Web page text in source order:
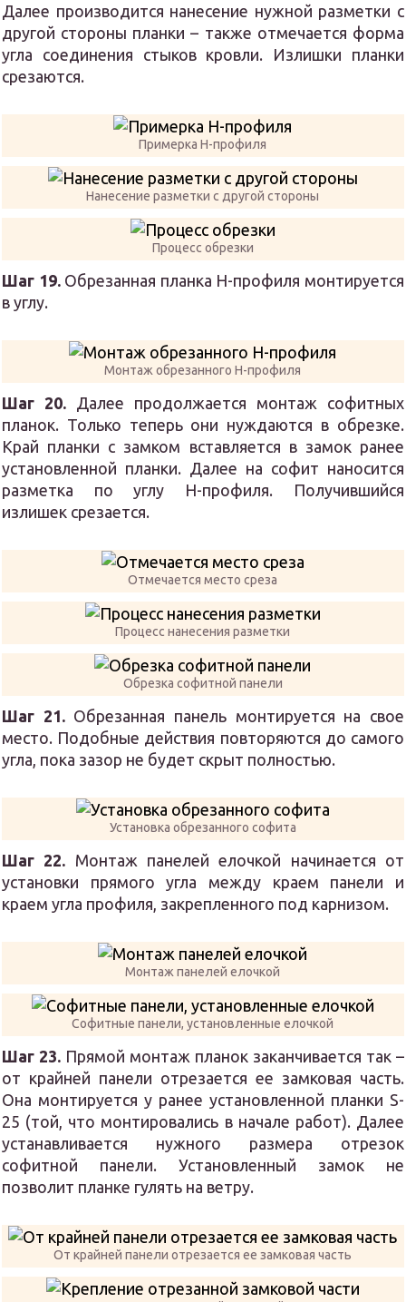
Далее производится нанесение нужной разметки с
другой стороны планки – также отмечается форма
угла соединения стыков кровли. Излишки планки
срезаются.
Примерка Н-профиля
Нанесение разметки с другой стороны
Процесс обрезки
Шаг 19.Обрезанная планка Н-профиля монтируется
в углу.
Монтаж обрезанного Н-профиля
Шаг 20. Далее продолжается монтаж софитных
планок. Только теперь они нуждаются в обрезке.
Край планки с замком вставляется в замок ранее
установленной планки. Далее на софит наносится
разметка по углу Н-профиля. Получившийся
излишек срезается.
Отмечается место среза
Процесс нанесения разметки
Обрезка софитной панели
Шаг 21.Обрезанная панель монтируется на свое
место. Подобные действия повторяются до самого
угла, пока зазор не будет скрыт полностью.
Установка обрезанного софита
Шаг 22. Монтаж панелей елочкой начинается от
установки прямого угла между краем панели и
краем угла профиля, закрепленного под карнизом.
Монтаж панелей елочкой
Софитные панели, установленные елочкой
Шаг 23. Прямой монтаж планок заканчивается так –
от крайней панели отрезается ее замковая часть.
Она монтируется у ранее установленной планки S-
25 (той, что монтировались в начале работ). Далее
устанавливается нужного размера отрезок
софитной панели. Установленный замок не
позволит планке гулять на ветру.
От крайней панели отрезается ее замковая часть